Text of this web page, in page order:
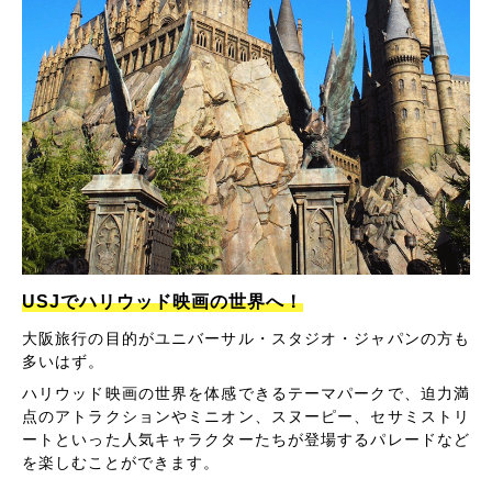
USJでハリウッド映画の世界へ！
大阪旅行の目的がユニバーサル・スタジオ・ジャパンの方も
多いはず。
ハリウッド映画の世界を体感できるテーマパークで、迫力満
点のアトラクションやミニオン、スヌーピー、セサミストリ
ートといった人気キャラクターたちが登場するパレードなど
を楽しむことができます。